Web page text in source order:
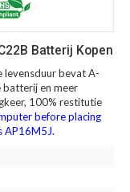
Batterij Kopen
levensduur bevat A-
batterij en meer
100% restitutie
before placing
AP16M5J.